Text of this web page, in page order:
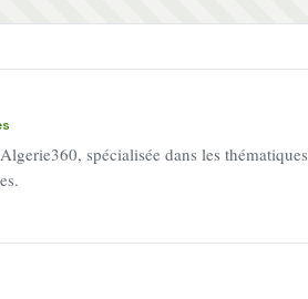
spécialisée dans les thématiques